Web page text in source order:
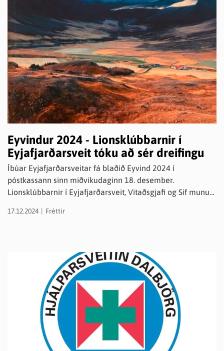
Eyvindur 2024 - Lionsklúbbarnir í
Eyjafjarðarsveit tóku að sér dreifingu
Íbúar Eyjafjarðarsveitar fá blaðið Eyvind 2024 í
póstkassann sinn miðvikudaginn 18. desember.
Lionsklúbbarnir í Eyjafjarðarsveit, Vitaðsgjafi og Sif munu
sem ekki hafa póstkassa geta nálgast eintak af blaðinu á
áhugasamir geta skráð sig í áskrift og kostar blaðið 1.000
kr., sendingakostnaður er innifalinn.
17.12.2024 Fréttir